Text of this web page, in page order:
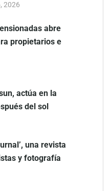
2026
abre
propietarios e
actúa en la
del sol
una revista
y fotografía